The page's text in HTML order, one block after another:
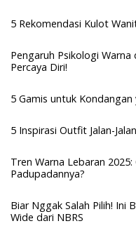
5 Rekomendasi Kulot
Pengaruh Psikologi
Percaya Diri!
5 Gamis untuk
5 Inspirasi Outfit Jalan-
Tren Warna Lebaran
Padupadannya?
Biar Nggak Salah Pilih! Ini
Wide dari NBRS